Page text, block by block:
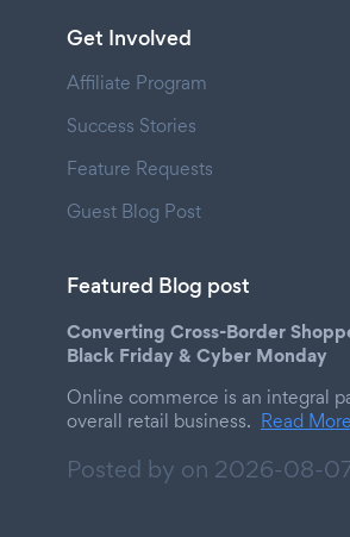
Get Involved
Affiliate Program
Success Stories
Feature Requests
Guest Blog Post
Featured Blog post
Converting Cross-Border
Black Friday & Cyber Monday
Online commerce is an integral
overall retail business. Read More
Posted by on 2026-08-